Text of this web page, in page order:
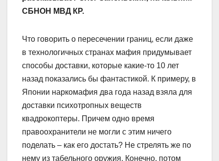
СБНОН МВД КР.
Что говорить о пересечении границ, если даже
в технологичных странах мафия придумывает
способы доставки, которые какие-то 10 лет
назад показались бы фантастикой. К примеру, в
Японии наркомафия два года назад взяла для
доставки психотропных веществ
квадрокоптеры. Причем одно время
правоохранители не могли с этим ничего
поделать – как его достать? Не стрелять же по
нему из табельного оружия. Конечно, потом